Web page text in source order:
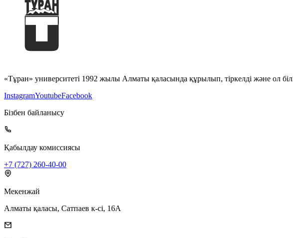
«Тұран» университеті 1992 жылы Алматы қаласында құрылып, тіркелді және ол
InstagramYoutubeFacebook
Бізбен байланысу
Қабылдау комиссиясы
+7 (727) 260-40-00
Мекенжай
Алматы қаласы, Сатпаев к-сі, 16А